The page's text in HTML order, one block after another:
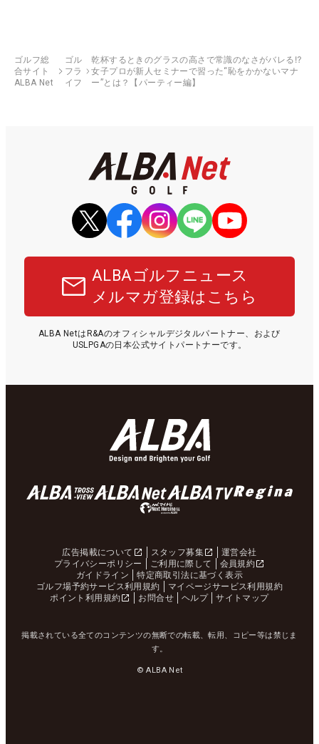
ゴルフ総
合サイト
ALBA Net
ゴル
フラ
イフ
乾杯するときのグラスの高さで常識のなさがバレる⁉
女子プロが新人セミナーで習った“恥をかかないマナ
ー”とは？【パーティー編】
ALBAゴルフニュース
メルマガ登録はこちら
ALBA NetはR&Aのオフィシャルデジタルパートナー、および
USLPGAの日本公式サイトパートナーです。
広告掲載について スタッフ募集
運営会社
プライバシーポリシー
ご利用に際して
会員規約
ガイドライン
特定商取引法に基づく表示
ゴルフ場予約サービス利用規約
マイページサービス利用規約
ポイント利用規約
お問合せ ヘルプ サイトマップ
掲載されている全てのコンテンツの無断での転載、転用、コピー等は禁じま
す。
© ALBA Net